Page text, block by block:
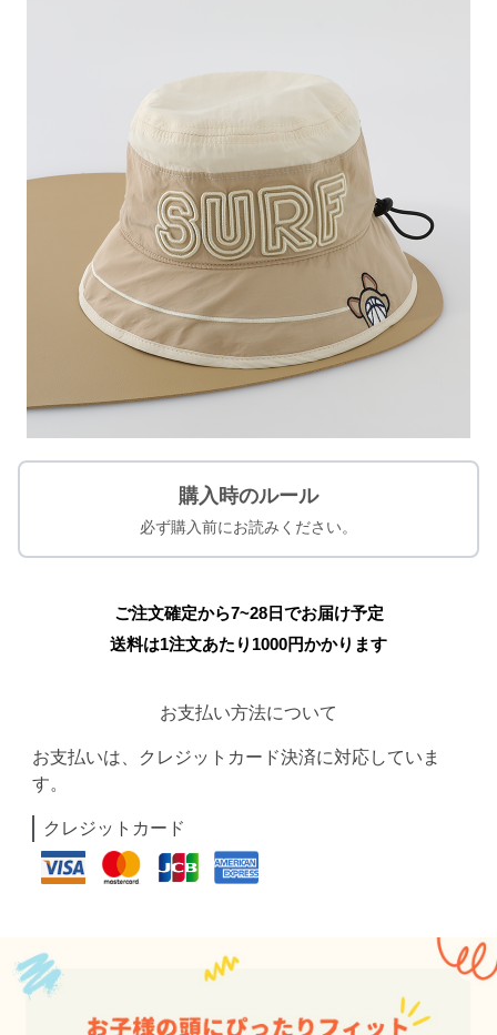
購入時のルール
必ず購入前にお読みください。
ご注文確定から7~28日でお届け予定
送料は1注文あたり 1000円かかります
お支払い方法について
お支払いは、クレジットカード決済に対応していま
す。
クレジットカード